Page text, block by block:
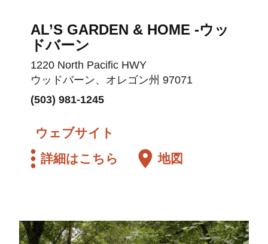
AL’S GARDEN & HOME ‑ウッ
ドバーン
1220 North Pacific HWY
ウッドバーン、オレゴン州 97071
(503) 981-1245
ウェブサイト
詳細はこちら
地図